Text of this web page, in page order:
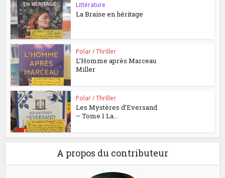
Littérature
La Braise en héritage
Polar / Thriller
L’Homme après Marceau
Miller
Polar / Thriller
Les Mystères d’Eversand
– Tome 1 La...
A propos du contributeur